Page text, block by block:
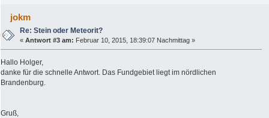
jokm
Re: Stein oder Meteorit?
«Antwort #3 am: Februar 10, 2015, 18:39:07 Nachmittag »
Hallo Holger,
danke für die schnelle Antwort. Das Fundgebiet liegt im nördlichen
Brandenburg.
Gruß,